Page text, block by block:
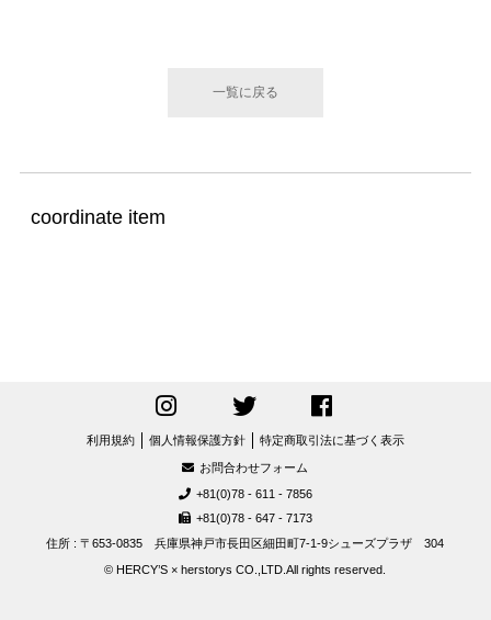
一覧に戻る
coordinate item
利用規約 個人情報保護方針 特定商取引法に基づく表示
お問合わせフォーム
+81(0)78 - 611 - 7856
+81(0)78 - 647 - 7173
住所 : 〒653-0835 兵庫県神戸市長田区細田町7-1-9シューズプラザ 304
© HERCY’S × herstorys CO.,LTD.All rights reserved.